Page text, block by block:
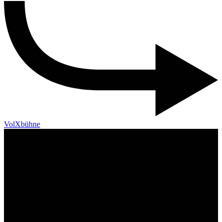
VolXbühne